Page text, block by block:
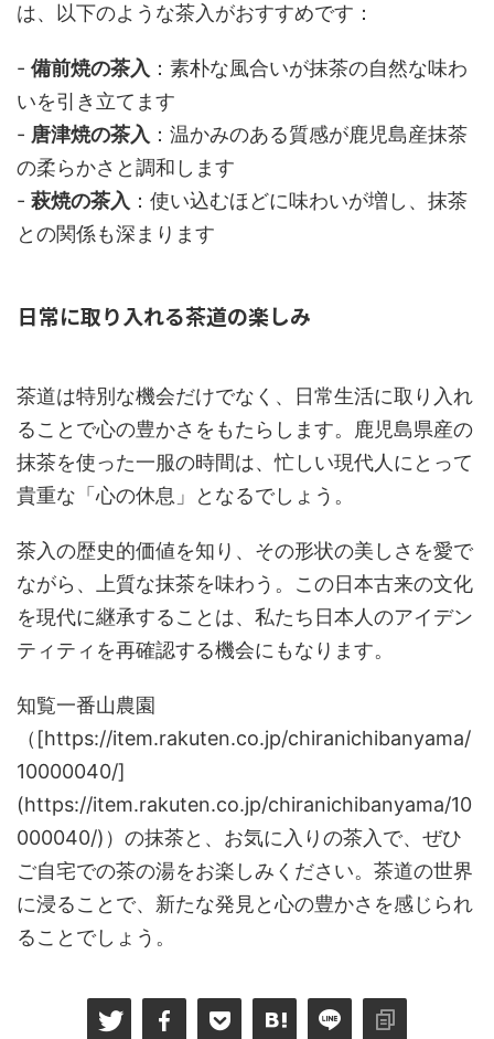
は、以下のような茶入がおすすめです：
- 備前焼の茶入 ：素朴な風合いが抹茶の自然な味わ
いを引き立てます
- 唐津焼の茶入 ：温かみのある質感が鹿児島産抹茶
の柔らかさと調和します
- 萩焼の茶入 ：使い込むほどに味わいが増し、抹茶
との関係も深まります
日常に取り入れる茶道の楽しみ
茶道は特別な機会だけでなく、日常生活に取り入れ
ることで心の豊かさをもたらします。鹿児島県産の
抹茶を使った一服の時間は、忙しい現代人にとって
貴重な「心の休息」となるでしょう。
茶入の歴史的価値を知り、その形状の美しさを愛で
ながら、上質な抹茶を味わう。この日本古来の文化
を現代に継承することは、私たち日本人のアイデン
ティティを再確認する機会にもなります。
知覧一番山農園
（[https://item.rakuten.co.jp/chiranichibanyama/
10000040/]
(https://item.rakuten.co.jp/chiranichibanyama/10
000040/)）の抹茶と、お気に入りの茶入で、ぜひ
ご自宅での茶の湯をお楽しみください。茶道の世界
に浸ることで、新たな発見と心の豊かさを感じられ
ることでしょう。